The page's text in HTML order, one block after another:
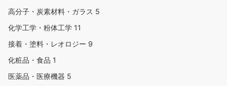
高分子・炭素材料・ガラス 5
化学工学・粉体工学 11
接着・塗料・レオロジー 9
化粧品・食品 1
医薬品・医療機器 5